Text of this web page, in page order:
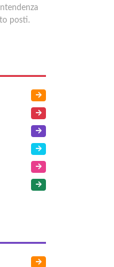
posti.